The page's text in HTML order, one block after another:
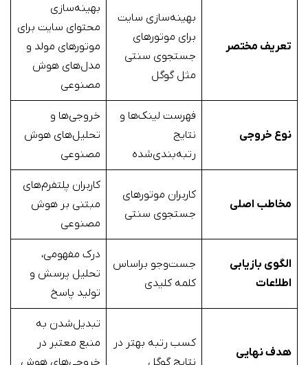
تعریف مختصر
بهینه‌سازی سایت
برای موتورهای
جستجوی سنتی
مثل گوگل
بهینه‌سازی
محتوای سایت برای
موتورهای مولد و
مدل‌های هوش
مصنوعی
نوع خروجی
فهرست لینک‌ها و
نتایج
رتبه‌بندی‌شده
خروجی‌ها و
تحلیل‌های هوش
مصنوعی
مخاطب اصلی
کاربران موتورهای
جستجوی سنتی
کاربران پلتفرم‌های
مبتنی بر هوش
مصنوعی
الگوی بازیابی
اطلاعات
جست‌وجو براساس
کلمه کلیدی
درک مفهومی،
تحلیل پرسش و
تولید پاسخ
هدف نهایی
کسب رتبه بهتر در
نتایج گوگل
تبدیل‌شدن به
منبع معتبر در
خروجی‌های هوش